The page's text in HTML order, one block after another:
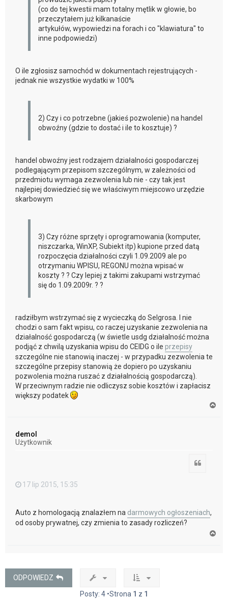
(co do tej kwestii mam totalny mętlik w głowie, bo
przeczytałem już kilkanaście
artykułów, wypowiedzi na forach i co "klawiatura" to
inne podpowiedzi)
O ile zgłosisz samochód w dokumentach rejestrujących -
jednak nie wszystkie wydatki w 100%
2) Czy i co potrzebne (jakieś pozwolenie) na handel
obwoźny (gdzie to dostać i ile to kosztuje) ?
handel obwoźny jest rodzajem działalności gospodarczej
podlegającym przepisom szczególnym, w zależności od
przedmiotu wymaga zezwolenia lub nie - czy tak jest
najlepiej dowiedzieć się we właściwym miejscowo urzędzie
skarbowym
3) Czy różne sprzęty i oprogramowania (komputer,
niszczarka, WinXP, Subiekt itp) kupione przed datą
rozpoczęcia działalności czyli 1.09.2009 ale po
otrzymaniu WPISU, REGONU można wpisać w
koszty ? ? Czy lepiej z takimi zakupami wstrzymać
się do 1.09.2009r. ? ?
radziłbym wstrzymać się z wycieczką do Selgrosa. I nie
chodzi o sam fakt wpisu, co raczej uzyskanie zezwolenia na
działalność gospodarczą (w świetle usdg działalność można
podjąć z chwilą uzyskania wpisu do CEIDG o ile przepisy
szczególne nie stanowią inaczej - w przypadku zezwolenia te
szczególne przepisy stanowią że dopiero po uzyskaniu
pozwolenia można ruszać z działalnością gospodarczą).
W przeciwnym radzie nie odliczysz sobie kosztów i zapłacisz
większy podatek
demol
Użytkownik
17 lip 2015, 15:35
Auto z homologacją znalazłem na darmowych ogłoszeniach,
od osoby prywatnej, czy zmienia to zasady rozliczeń?
ODPOWIEDZ
Posty: 4 •Strona 1 z 1